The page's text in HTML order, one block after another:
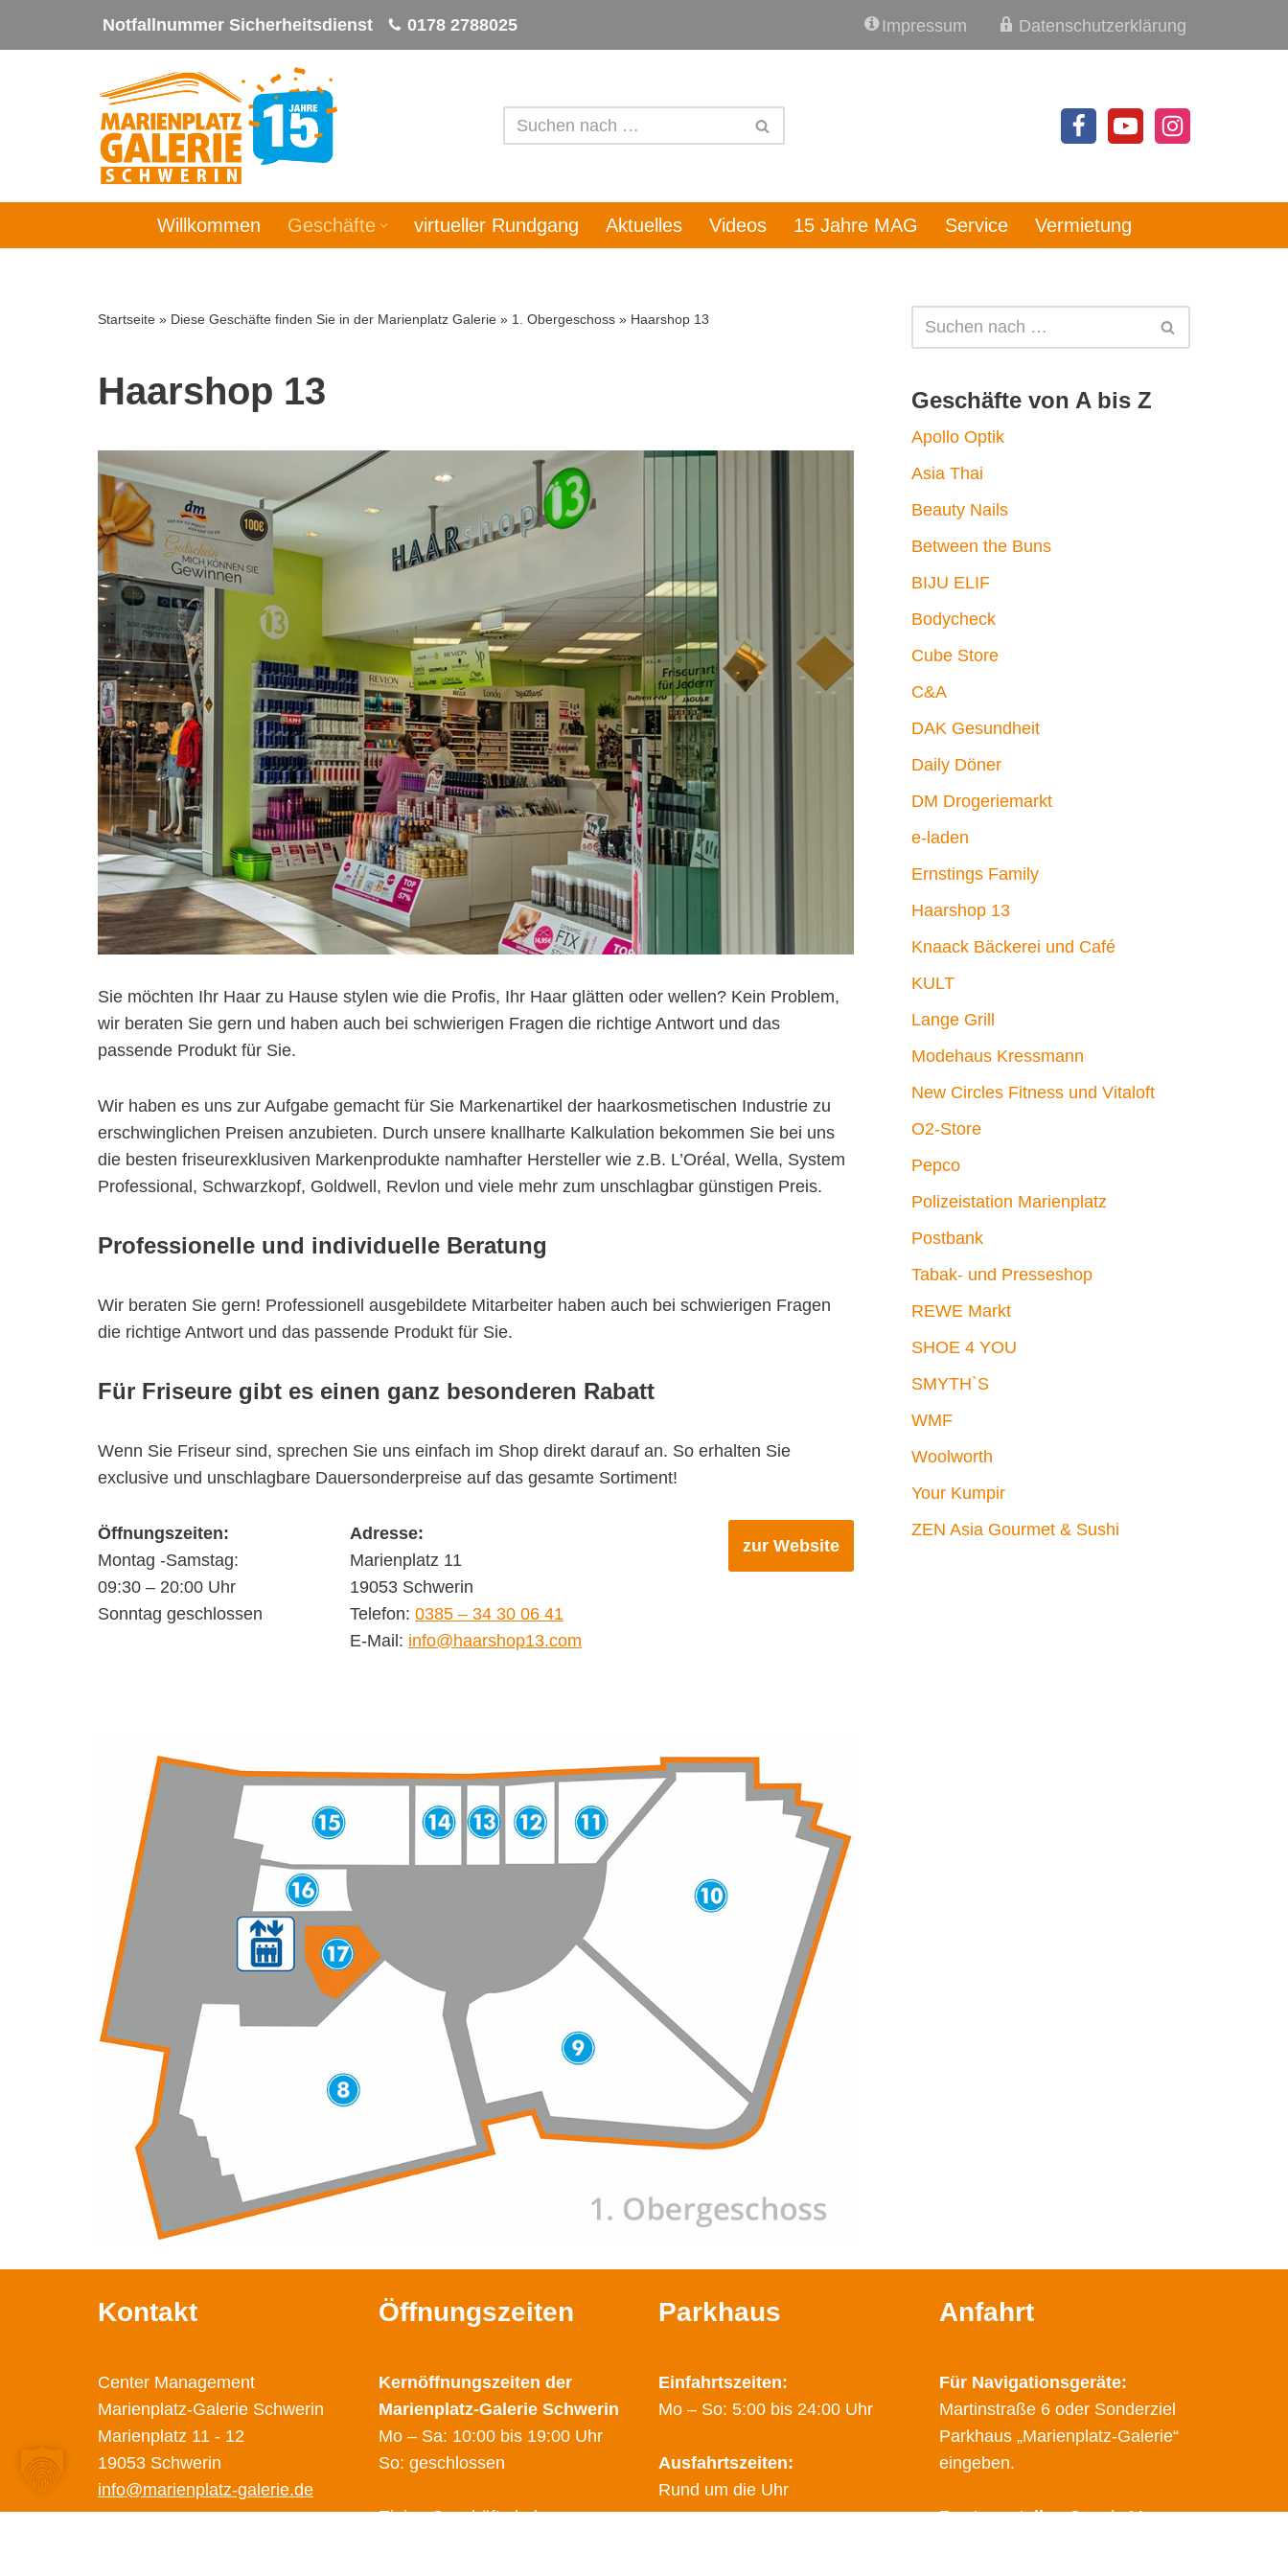
Zum
Notfallnummer Sicherheitsdienst 0178 2788025 Impressum Datenschutzerklärung
Willkommen Geschäfte virtueller Rundgang Aktuelles Videos 15 Jahre MAG Service Vermietung
Startseite » Diese Geschäfte finden Sie in der Marienplatz Galerie » 1. Obergeschoss » Haarshop 13
Haarshop 13
Sie möchten Ihr Haar zu Hause stylen wie die Profis, Ihr Haar glätten oder wellen? Kein Problem,
wir beraten Sie gern und haben auch bei schwierigen Fragen die richtige Antwort und das
passende Produkt für Sie.
Wir haben es uns zur Aufgabe gemacht für Sie Markenartikel der haarkosmetischen Industrie zu
erschwinglichen Preisen anzubieten. Durch unsere knallharte Kalkulation bekommen Sie bei uns
die besten friseurexklusiven Markenprodukte namhafter Hersteller wie z.B. L’Oréal, Wella, System
Professional, Schwarzkopf, Goldwell, Revlon und viele mehr zum unschlagbar günstigen Preis.
Professionelle und individuelle Beratung
Wir beraten Sie gern! Professionell ausgebildete Mitarbeiter haben auch bei schwierigen Fragen
die richtige Antwort und das passende Produkt für Sie.
Für Friseure gibt es einen ganz besonderen Rabatt
Wenn Sie Friseur sind, sprechen Sie uns einfach im Shop direkt darauf an. So erhalten Sie
exclusive und unschlagbare Dauersonderpreise auf das gesamte Sortiment!
Öffnungszeiten:
Montag -Samstag:
09:30 – 20:00 Uhr
Sonntag geschlossen
Adresse:
Marienplatz 11
19053 Schwerin
Telefon: 0385 – 34 30 06 41
E-Mail: info@haarshop13.com
zur Website
Geschäfte von A bis Z
Apollo Optik
Asia Thai
Beauty Nails
Between the Buns
BIJU ELIF
Bodycheck
Cube Store
C&A
DAK Gesundheit
Daily Döner
DM Drogeriemarkt
e-laden
Ernstings Family
Haarshop 13
Knaack Bäckerei und Café
KULT
Lange Grill
Modehaus Kressmann
New Circles Fitness und Vitaloft
O2-Store
Pepco
Polizeistation Marienplatz
Postbank
Tabak- und Presseshop
REWE Markt
SHOE 4 YOU
SMYTH`S
WMF
Woolworth
Your Kumpir
ZEN Asia Gourmet & Sushi
Kontakt
Center Management
Marienplatz-Galerie Schwerin
Marienplatz 11 - 12
19053 Schwerin
info@marienplatz-galerie.de
Öffnungszeiten
Kernöffnungszeiten der
Marienplatz-Galerie Schwerin
Mo – Sa: 10:00 bis 19:00 Uhr
So: geschlossen
Einige Geschäfte haben
Parkhaus
Einfahrtszeiten:
Mo – So: 5:00 bis 24:00 Uhr
Ausfahrtszeiten:
Rund um die Uhr
Anfahrt
Für Navigationsgeräte:
Martinstraße 6 oder Sonderziel
Parkhaus „Marienplatz-Galerie“
eingeben.
Route erstellenGoogle Maps